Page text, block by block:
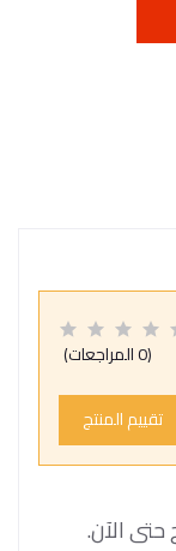
(0 المراجعات)
تقييم المنتج
حتى الآن.